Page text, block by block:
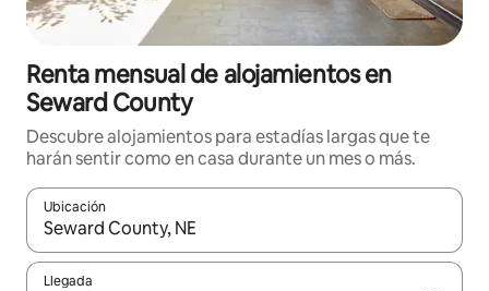
Renta mensual de alojamientos en
Seward County
Descubre alojamientos para estadías largas que te
harán sentir como en casa durante un mes o más.
Ubicación
Cuando los resultados estén disponibles, navega con las
Llegada